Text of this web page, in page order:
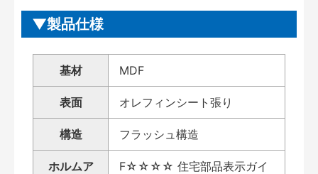
製品仕様
基材 MDF
表面 オレフィンシート張り
構造 フラッシュ構造
ホルムア
F☆☆☆☆ 住宅部品表示ガイ